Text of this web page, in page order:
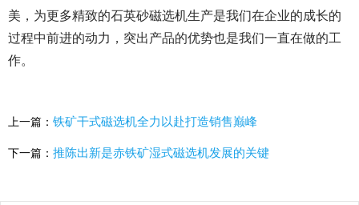
美，为更多精致的石英砂磁选机生产是我们在企业的成长的
过程中前进的动力，突出产品的优势也是我们一直在做的工
作。
上一篇： 铁矿干式磁选机全力以赴打造销售巅峰
下一篇： 推陈出新是赤铁矿湿式磁选机发展的关键